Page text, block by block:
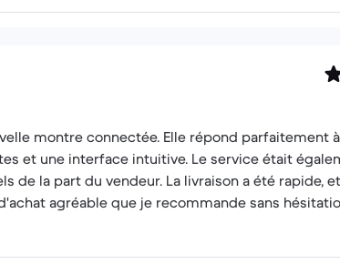
montre connectée. Elle répond parfaitement
et une interface intuitive. Le service était
de la part du vendeur. La livraison a été rapide,
agréable que je recommande sans